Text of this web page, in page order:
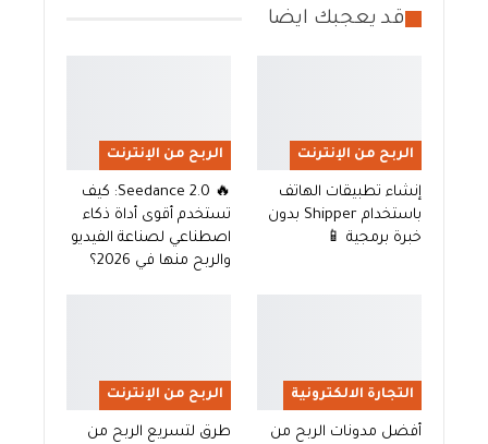
قد يعجبك ايضا
الربح من الإنترنت
إنشاء تطبيقات الهاتف
باستخدام Shipper بدون
خبرة برمجية 📱
الربح من الإنترنت
🔥 Seedance 2.0: كيف
تستخدم أقوى أداة ذكاء
اصطناعي لصناعة الفيديو
والربح منها في 2026؟
التجارة الالكترونية
أفضل مدونات الربح من
الربح من الإنترنت
طرق لتسريع الربح من